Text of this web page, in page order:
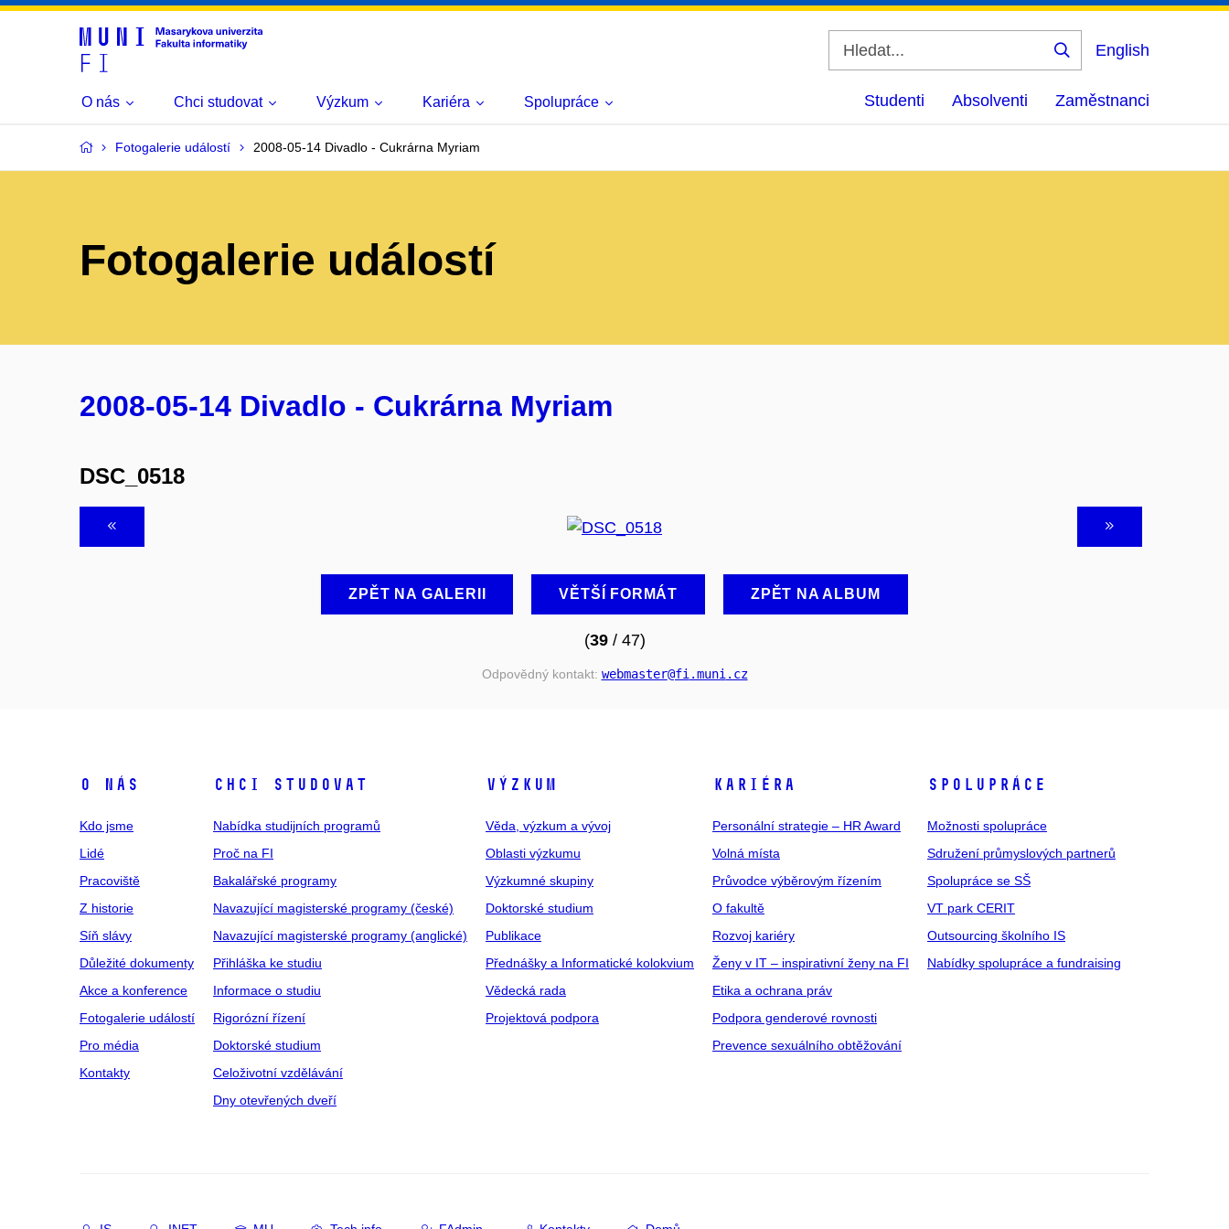
Vyhledat
English
O nás Chci studovat Výzkum Kariéra Spolupráce Studenti Absolventi Zaměstnanci
Fotogalerie událostí 2008-05-14 Divadlo - Cukrárna Myriam
Fotogalerie událostí
2008-05-14 Divadlo - Cukrárna Myriam
DSC_0518
ZPĚT NA GALERII VĚTŠÍ FORMÁT ZPĚT NA ALBUM
(39/ 47)
Odpovědný kontakt: webmaster@fi .muni .cz
O NÁS
Kdo jsme
Lidé
Pracoviště
Z historie
Síň slávy
Důležité dokumenty
Akce a konference
Fotogalerie událostí
Pro média
Kontakty
CHCI STUDOVAT
Nabídka studijních programů
Proč na FI
Bakalářské programy
Navazující magisterské programy (české)
Navazující magisterské programy (anglické)
Přihláška ke studiu
Informace o studiu
Rigorózní řízení
Doktorské studium
Celoživotní vzdělávání
Dny otevřených dveří
VÝZKUM
Věda, výzkum a vývoj
Oblasti výzkumu
Výzkumné skupiny
Doktorské studium
Publikace
Přednášky a Informatické kolokvium
Vědecká rada
Projektová podpora
KARIÉRA
Personální strategie – HR Award
Volná místa
Průvodce výběrovým řízením
O fakultě
Rozvoj kariéry
Ženy v IT – inspirativní ženy na FI
Etika a ochrana práv
Podpora genderové rovnosti
Prevence sexuálního obtěžování
SPOLUPRÁCE
Možnosti spolupráce
Sdružení průmyslových partnerů
Spolupráce se SŠ
VT park CERIT
Outsourcing školního IS
Nabídky spolupráce a fundraising